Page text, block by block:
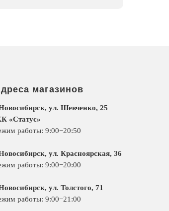
магазинов
ул. Шевченко, 25
«Статус»
работы: 9:00−20:50
ул. Красноярская, 36
работы: 9:00−20:00
ул. Толстого, 71
работы: 9:00−21:00